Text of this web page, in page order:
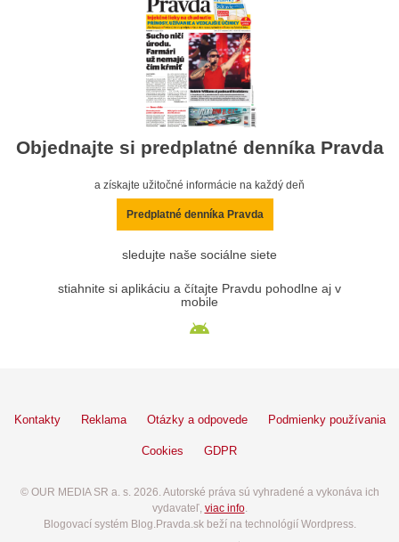
Objednajte si predplatné denníka Pravda
a získajte užitočné informácie na každý deň
Predplatné denníka Pravda
sledujte naše sociálne siete
stiahnite si aplikáciu a čítajte Pravdu pohodlne aj v
mobile
Kontakty Reklama Otázky a odpovede Podmienky používania
Cookies GDPR
© OUR MEDIA SR a. s. 2026. Autorské práva sú vyhradené a vykonáva ich
vydavateľ, viac info.
Blogovací systém Blog.Pravda.sk beží na technológií Wordpress.